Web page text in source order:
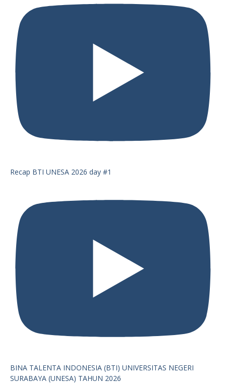
Recap BTI UNESA 2026 day #1
BINA TALENTA INDONESIA (BTI) UNIVERSITAS NEGERI
SURABAYA (UNESA) TAHUN 2026